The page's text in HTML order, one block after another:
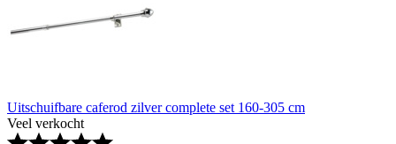
Uitschuifbare caferod zilver complete set 160-305 cm
Veel verkocht